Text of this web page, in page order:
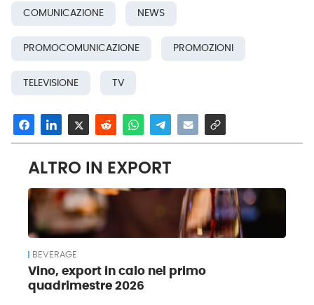
COMUNICAZIONE NEWS
PROMOCOMUNICAZIONE PROMOZIONI
TELEVISIONE TV
ALTRO IN EXPORT
BEVERAGE
Vino, export in calo nel primo
quadrimestre 2026